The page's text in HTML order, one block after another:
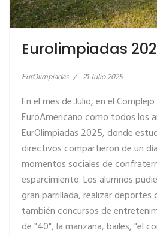
Eurolimpiadas
EurOlimpiadas 21 Julio 2025
En el mes de Julio, en el
EuroAmericano como todos los
EurOlimpiadas 2025, donde
directivos compartieron de un
momentos sociales de
esparcimiento. Los alumnos
gran parrillada, realizar
también concursos de
de "40", la manzana, bailes, "el
LEER MÁS…